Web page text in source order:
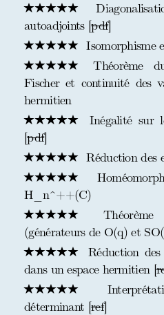
autoadjoints [pdf]
Isomorphisme
Théorème
Fischer et continuité des
hermitien
Inégalité sur
[pdf]
Réduction des
H_n^++(C)
Théorème
(générateurs de O(q) et
Réduction
dans un espace hermitien [
déterminant [ref]